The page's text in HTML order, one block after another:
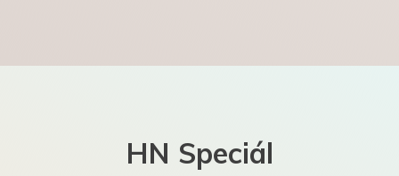
HN Speciál